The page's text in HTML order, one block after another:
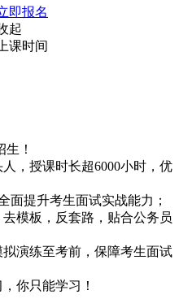
即报名
起
上课时间
！
，授课时长超6000小时，优
提升考生面试实战能力；
模板，反套路，贴合公务员
演练至考前，保障考生面试
你只能学习！